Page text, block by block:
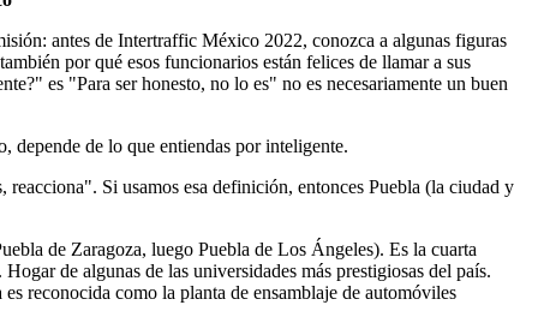
antes de Intertraffic México 2022, conozca a algunas figuras
por qué esos funcionarios están felices de llamar a sus
es "Para ser honesto, no lo es" no es necesariamente un buen
depende de lo que entiendas por inteligente.
Si usamos esa definición, entonces Puebla (la ciudad y
de Zaragoza, luego Puebla de Los Ángeles). Es la cuarta
de algunas de las universidades más prestigiosas del país.
reconocida como la planta de ensamblaje de automóviles